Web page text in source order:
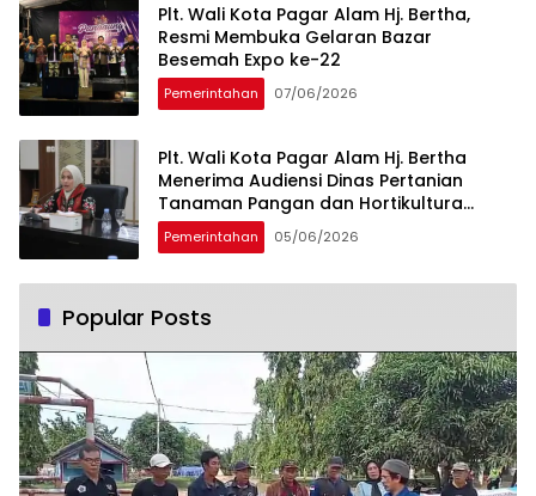
Plt. Wali Kota Pagar Alam Hj. Bertha,
Resmi Membuka Gelaran Bazar
Besemah Expo ke-22
Pemerintahan 07/06/2026
Plt. Wali Kota Pagar Alam Hj. Bertha
Menerima Audiensi Dinas Pertanian
Tanaman Pangan dan Hortikultura
Sumsel
Pemerintahan 05/06/2026
Popular Posts